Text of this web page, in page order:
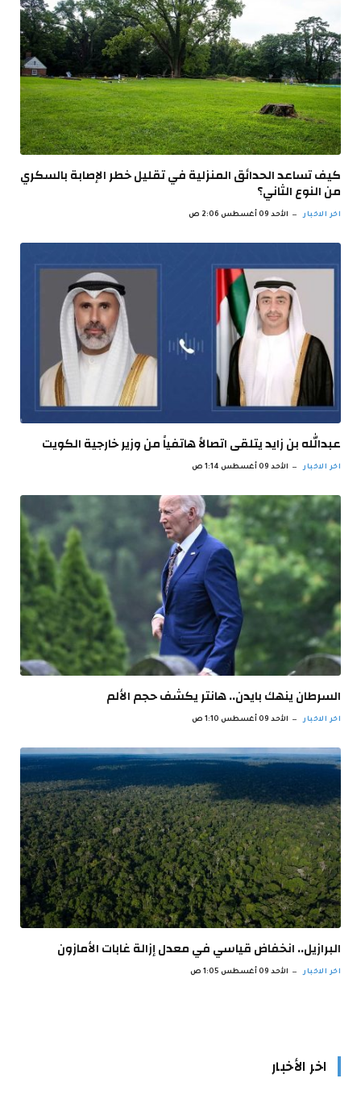
كيف تساعد الحدائق المنزلية في تقليل خطر الإصابة بالسكري
من النوع الثاني؟
اخر الاخبار الأحد 09 أغسطس 2:06 ص
عبدالله بن زايد يتلقى اتصالاً هاتفياً من وزير خارجية الكويت
اخر الاخبار الأحد 09 أغسطس 1:14 ص
السرطان ينهك بايدن.. هانتر يكشف حجم الألم
اخر الاخبار الأحد 09 أغسطس 1:10 ص
البرازيل.. انخفاض قياسي في معدل إزالة غابات الأمازون
اخر الاخبار الأحد 09 أغسطس 1:05 ص
اخر الأخبار